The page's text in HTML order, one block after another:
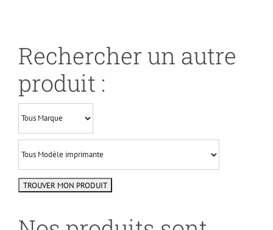
Rechercher un autre
produit :